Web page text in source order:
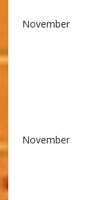
November
November